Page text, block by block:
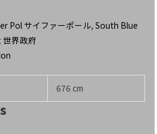
Pol サイファーポール, South Blue
界政府
676 cm